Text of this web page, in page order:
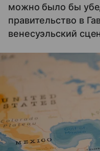
можно было бы
правительство в
венесуэльский